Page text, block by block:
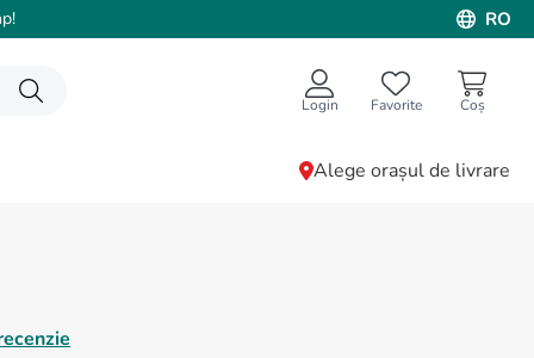
RO
Login Favorite
Alege orașul de livrare